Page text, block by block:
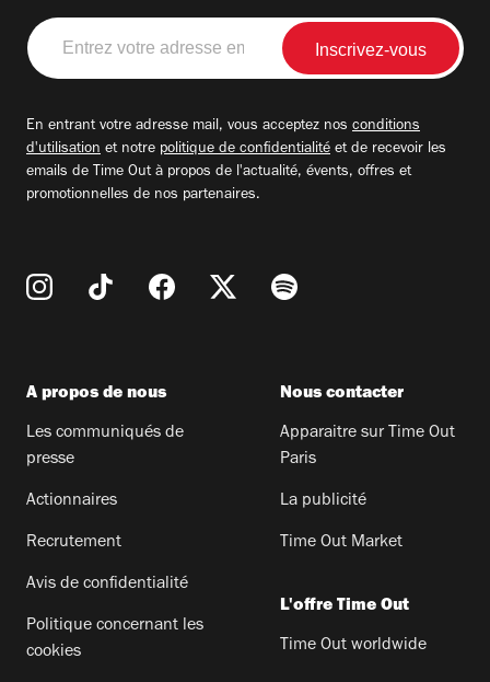
Entrez
votre
adresse
En entrant votre adresse mail, vous acceptez nos conditions
d'utilisation et notre politique de confidentialité et de recevoir les
emails de Time Out à propos de l'actualité, évents, offres et
promotionnelles de nos partenaires.
A propos de nous
Les communiqués de
presse
Actionnaires
Recrutement
Avis de confidentialité
Politique concernant les
cookies
Nous contacter
Apparaitre sur Time Out
Paris
La publicité
Time Out Market
L'offre Time Out
Time Out worldwide